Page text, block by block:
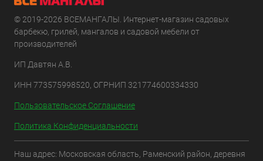
© 2019-2026 ВСЕМАНГАЛЫ. Интернет-магазин садовых
барбекю, грилей, мангалов и садовой мебели от
производителей
ИП Давтян А.В.
ИНН 773575998520, ОГРНИП 321774600334330
Пользовательское Соглашение
Политика Конфиденциальности
Наш адрес: Московская область, Раменский район, деревня